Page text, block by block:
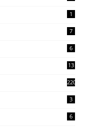
1
7
6
13
220
3
6